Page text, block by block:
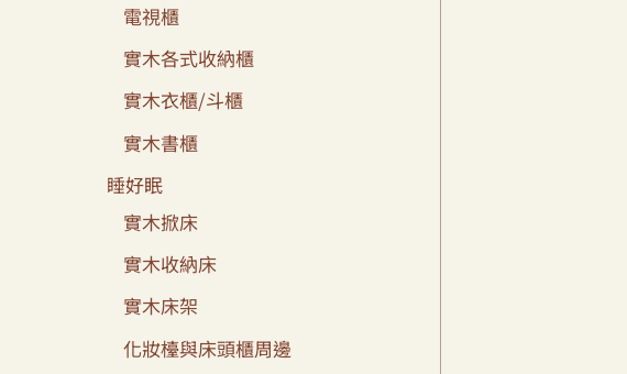
電視櫃
實木各式收納櫃
實木衣櫃/斗櫃
實木書櫃
睡好眠
實木掀床
實木收納床
實木床架
化妝檯與床頭櫃周邊